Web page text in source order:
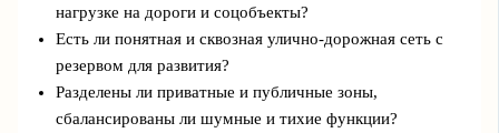
нагрузке на дороги и соцобъекты?
Есть ли понятная и сквозная улично‑дорожная сеть с
резервом для развития?
Разделены ли приватные и публичные зоны,
сбалансированы ли шумные и тихие функции?